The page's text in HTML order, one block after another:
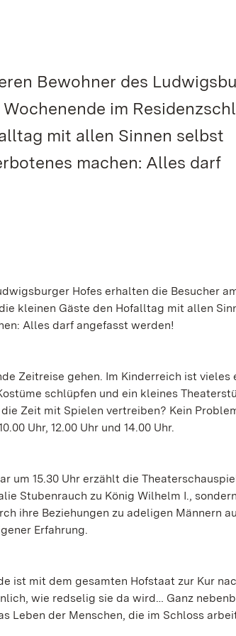
Bewohner des
im
mit allen Sinnen selbst
machen: Alles darf
Hofes erhalten die Besucher
kleinen Gäste den Hofalltag mit allen
Alles darf angefasst werden!
Zeitreise gehen. Im Kinderreich ist vieles
schlüpfen und ein kleines
Zeit mit Spielen vertreiben? Kein
Uhr, 12.00 Uhr und 14.00 Uhr.
um 15.30 Uhr erzählt die
Stubenrauch zu König Wilhelm I.,
ihre Beziehungen zu adeligen Männern
Erfahrung.
ist mit dem gesamten Hofstaat zur Kur
wie redselig sie da wird… Ganz
Leben der Menschen, die im Schloss